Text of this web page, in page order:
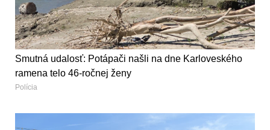
Smutná udalosť: Potápači našli na dne Karloveského
ramena telo 46-ročnej ženy
Polícia